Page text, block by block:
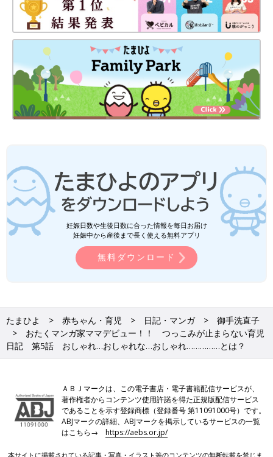
妊娠日数や生後日数に合った情報を毎日お届け
妊娠中から産後まで長く使える無料アプリ
無料ダウンロード
たまひよ 赤ちゃん・育児 日記・マンガ
御手洗直子
おたくマンガ家ママデビュー！！ つっこみが止まらない育児
日記 第5話 おしゃれ…おしゃれな…おしゃれ……………とは？
ＡＢＪマークは、この電子書店・電子書籍配信サービスが、
著作権者からコンテンツ使用許諾を得た正規版配信サービス
であることを示す登録商標（登録番号 第11091000号）です。
ABJマークの詳細、ABJマークを掲示しているサービスの一覧
はこちら→https://aebs.or.jp/
本サイトに掲載されている記事・写真・イラスト等のコンテンツの無断転載を禁じま